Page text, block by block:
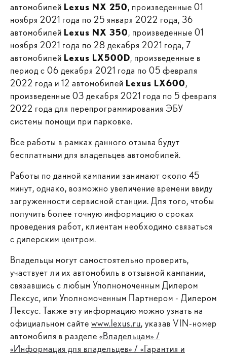
автомобилей Lexus NX 250, произведенные 01
ноября 2021 года по 25 января 2022 года, 36
автомобилей Lexus NX 350, произведенные 01
ноября 2021 года по 28 декабря 2021 года, 7
автомобилей Lexus LX500D, произведенные в
период с 06 декабря 2021 года по 05 февраля
2022 года и 12 автомобилей Lexus LX600,
произведенные 03 декабря 2021 года по 5 февраля
2022 года для перепрограммирования ЭБУ
системы помощи при парковке.
Все работы в рамках данного отзыва будут
бесплатными для владельцев автомобилей.
Работы по данной кампании занимают около 45
минут, однако, возможно увеличение времени ввиду
загруженности сервисной станции. Для того, чтобы
получить более точную информацию о сроках
проведения работ, клиентам необходимо связаться
с дилерским центром.
Владельцы могут самостоятельно проверить,
участвует ли их автомобиль в отзывной кампании,
связавшись с любым Уполномоченным Дилером
Лексус, или Уполномоченным Партнером - Дилером
Лексус. Также эту информацию можно узнать на
официальном сайте www.lexus.ru, указав VIN-номер
автомобиля в разделе «Владельцам» /
«Информация для владельцев» / «Гарантия и